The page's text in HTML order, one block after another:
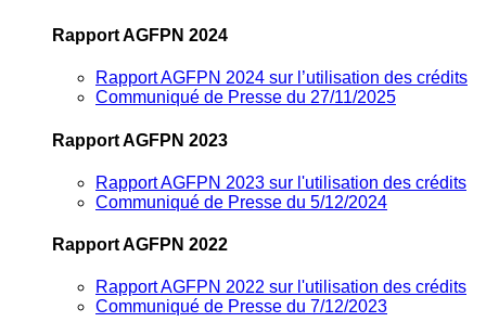
Rapport AGFPN 2024
Rapport AGFPN 2024 sur l’utilisation des crédits
Communiqué de Presse du 27/11/2025
Rapport AGFPN 2023
Rapport AGFPN 2023 sur l'utilisation des crédits
Communiqué de Presse du 5/12/2024
Rapport AGFPN 2022
Rapport AGFPN 2022 sur l'utilisation des crédits
Communiqué de Presse du 7/12/2023